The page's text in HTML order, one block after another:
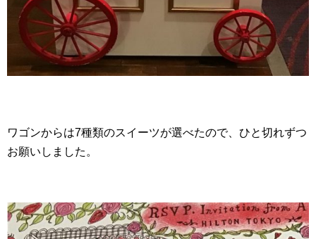
ワゴンからは7種類のスイーツが選べたので、ひと切れずつ
お願いしました。